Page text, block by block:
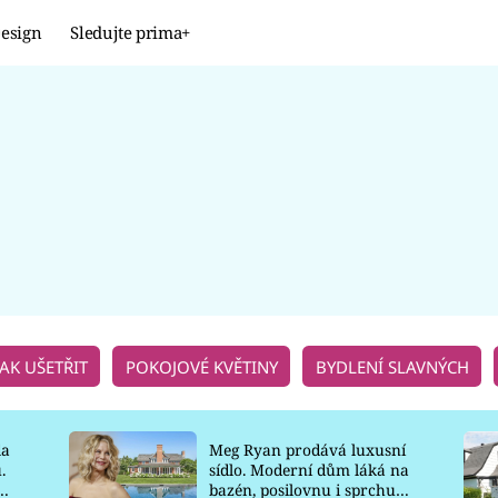
Sledujte prima+
UŠETŘIT POKOJOVÉ KVĚTINY BYDLENÍ SLAVNÝCH
Meg Ryan prodává luxusní
sídlo. Moderní dům láká na
bazén, posilovnu i sprchu